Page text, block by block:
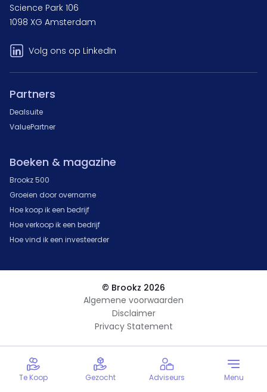
Te Koop Gezocht Adviseurs Menu
Science Park 106
1098 XG Amsterdam
Volg ons op LinkedIn
Partners
Dealsuite
ValuePartner
Boeken & magazine
Brookz 500
Groeien door overname
Hoe koop ik een bedrijf
Hoe verkoop ik een bedrijf
Hoe vind ik een investeerder
© Brookz 2026
Algemene voorwaarden
Disclaimer
Privacy Statement